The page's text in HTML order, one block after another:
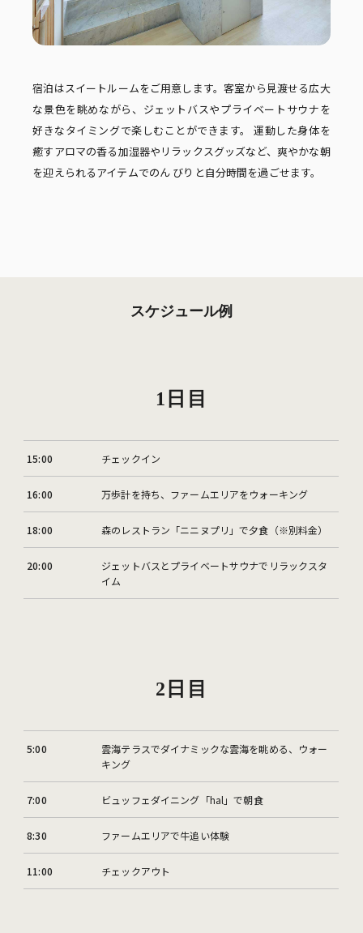
宿泊はスイートルームをご用意します。客室から見渡せる広大
な景色を眺めながら、ジェットバスやプライベートサウナを
好きなタイミングで楽しむことができます。 運動した身体を
癒すアロマの香る加湿器やリラックスグッズなど、爽やかな朝
を迎えられるアイテムでのん びりと自分時間を過ごせます。
スケジュール例
1日目
15:00 チェックイン
16:00 万歩計を持ち、ファームエリアをウォーキング
18:00 森のレストラン「ニニヌプリ」で夕食（※別料金）
20:00
ジェットバスとプライベートサウナでリラックスタ
イム
2日目
5:00
雲海テラスでダイナミックな雲海を眺める、ウォー
キング
7:00 ビュッフェダイニング「hal」で朝食
8:30 ファームエリアで牛追い体験
11:00 チェックアウト